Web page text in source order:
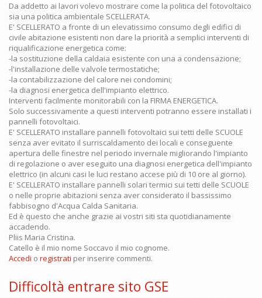
Da addetto ai lavori volevo mostrare come la politica del fotovoltaico
sia una politica ambientale SCELLERATA.
E' SCELLERATO a fronte di un elevatissimo consumo degli edifici di
civile abitazione esistenti non dare la priorità a semplici interventi di
riqualificazione energetica come:
-la sostituzione della caldaia esistente con una a condensazione;
-l'installazione delle valvole termostatiche;
-la contabilizzazione del calore nei condomini;
-la diagnosi energetica dell'impianto elettrico.
Interventi facilmente monitorabili con la FIRMA ENERGETICA.
Solo successivamente a questi interventi potranno essere installati i
pannelli fotovoltaici.
E' SCELLERATO installare pannelli fotovoltaici sui tetti delle SCUOLE
senza aver evitato il surriscaldamento dei locali e conseguente
apertura delle finestre nel periodo invernale migliorando l'impianto
di regolazione o aver eseguito una diagnosi energetica dell'impianto
elettrico (in alcuni casi le luci restano accese più di 10 ore al giorno).
E' SCELLERATO installare pannelli solari termici sui tetti delle SCUOLE
o nelle proprie abitazioni senza aver considerato il bassissimo
fabbisogno d'Acqua Calda Sanitaria.
Ed è questo che anche grazie ai vostri siti sta quotidianamente
accadendo.
Pliis Maria Cristina.
Catello è il mio nome Soccavo il mio cognome.
Accedi o registrati per inserire commenti.
Difficoltà entrare sito GSE